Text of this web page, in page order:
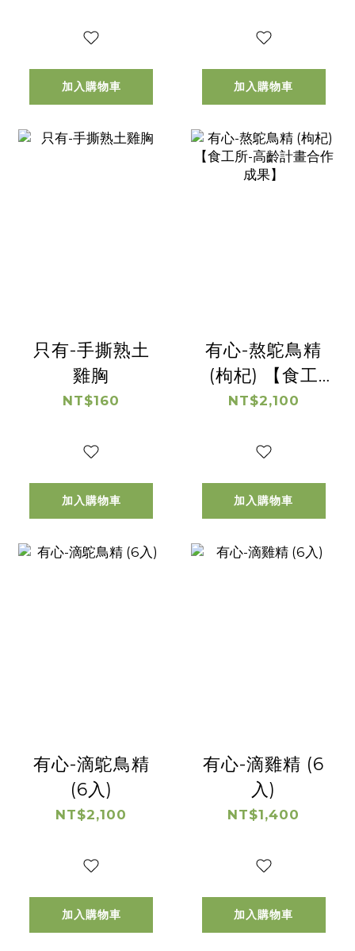
加入購物車 加入購物車
只有-手撕熟土
雞胸
NT$160
加入購物車
有心-熬鴕鳥精
(枸杞) 【食工
所-高齡計畫合
NT$2,100
加入購物車
有心-滴鴕鳥精
(6入)
NT$2,100
加入購物車
有心-滴雞精 (6
入)
NT$1,400
加入購物車